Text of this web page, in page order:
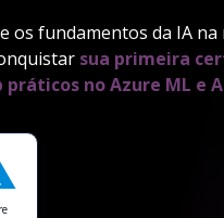
os fundamentos da IA
sua primeira
práticos no Azure ML e